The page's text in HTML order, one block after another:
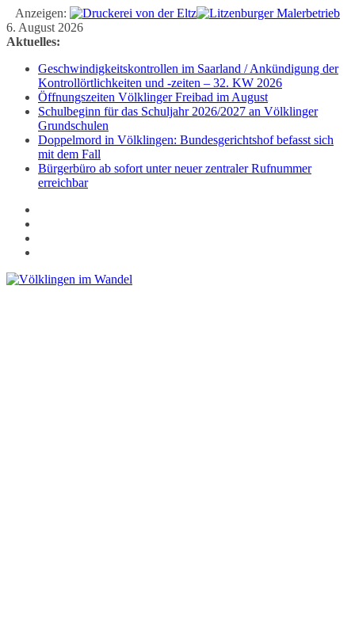
Anzeigen:
Zum
Inhalt
6. August 2026
Aktuelles:
Geschwindigkeitskontrollen im Saarland / Ankündigung der
Kontrollörtlichkeiten und -zeiten – 32. KW 2026
Öffnungszeiten Völklinger Freibad im August
Schulbeginn für das Schuljahr 2026/2027 an Völklinger
Grundschulen
Doppelmord in Völklingen: Bundesgerichtshof befasst sich
mit dem Fall
Bürgerbüro ab sofort unter neuer zentraler Rufnummer
erreichbar